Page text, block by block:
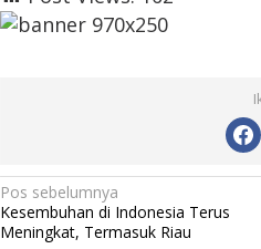
N
a
Pos sebelumnya
Kesembuhan di Indonesia Terus
Meningkat, Termasuk Riau